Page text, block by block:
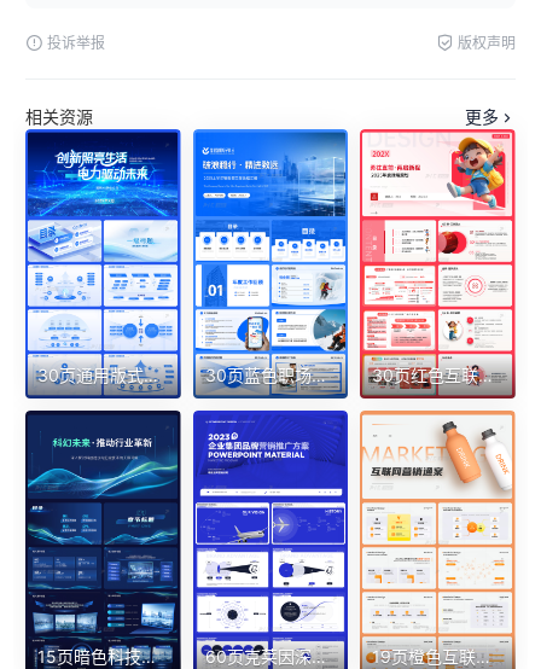
投诉举报 版权声明
相关资源 更多
30页通用版式逻辑架构房子图目录页电网蓝色渐变科技感PPT 30页蓝色职场通用目录结构架构页等PPT模版 30页红色互联网项目规划短剧活动PPT模板
15页暗色科技互联网蓝绿色行业革新发展PPT模板 60页克莱因深蓝色超质感集团品牌营销推广方案精品PPT带切换动画 19页橙色互联网产品品牌营销商业计划晋升报告逻辑图PPT模版